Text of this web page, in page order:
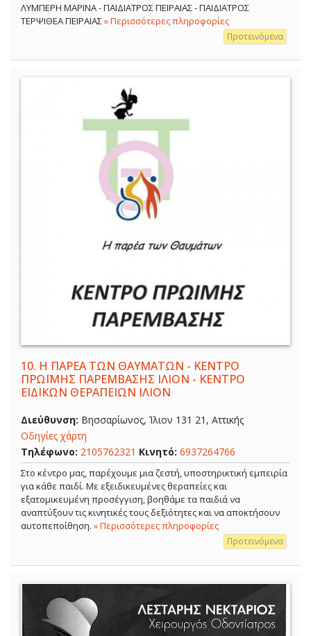
ΛΥΜΠΕΡΗ ΜΑΡΙΝΑ - ΠΑΙΔΙΑΤΡΟΣ ΠΕΙΡΑΙΑΣ - ΠΑΙΔΙΑΤΡΟΣ
ΤΕΡΨΙΘΕΑ ΠΕΙΡΑΙΑΣ» Περισσότερες πληροφορίες
Προτεινόμενα
10. Η ΠΑΡΕΑ ΤΩΝ ΘΑΥΜΑΤΩΝ - ΚΕΝΤΡΟ
ΠΡΩΪΜΗΣ ΠΑΡΕΜΒΑΣΗΣ ΙΛΙΟΝ - ΚΕΝΤΡΟ
ΕΙΔΙΚΩΝ ΘΕΡΑΠΕΙΩΝ ΙΛΙΟΝ
Διεύθυνση: Βησσαρίωνος, Ίλιον 131 21, Αττικής
Οδηγίες χάρτη
Τηλέφωνο: 2105762321 Κινητό: 6937264766
Στο κέντρο μας, παρέχουμε μια ζεστή, υποστηρικτική εμπειρία
για κάθε παιδί. Με εξειδικευμένες θεραπείες και
εξατομικευμένη προσέγγιση, βοηθάμε τα παιδιά να
αναπτύξουν τις κινητικές τους δεξιότητες και να αποκτήσουν
αυτοπεποίθηση. » Περισσότερες πληροφορίες
Προτεινόμενα